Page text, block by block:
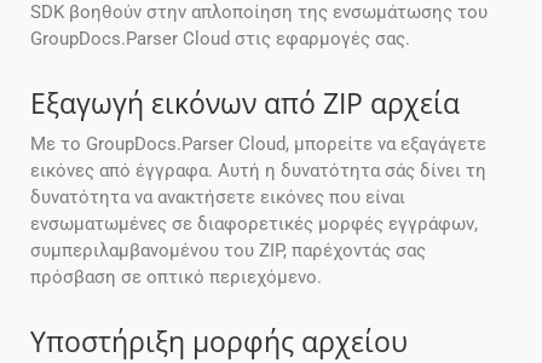
SDK βοηθούν στην απλοποίηση της ενσωμάτωσης του
GroupDocs.Parser Cloud στις εφαρμογές σας.
Εξαγωγή εικόνων από ZIP αρχεία
Με το GroupDocs.Parser Cloud, μπορείτε να εξαγάγετε
εικόνες από έγγραφα. Αυτή η δυνατότητα σάς δίνει τη
δυνατότητα να ανακτήσετε εικόνες που είναι
ενσωματωμένες σε διαφορετικές μορφές εγγράφων,
συμπεριλαμβανομένου του ZIP, παρέχοντάς σας
πρόσβαση σε οπτικό περιεχόμενο.
Υποστήριξη μορφής αρχείου